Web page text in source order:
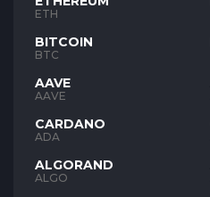
ETH
BITCOIN
BTC
AAVE
AAVE
CARDANO
ADA
ALGORAND
ALGO